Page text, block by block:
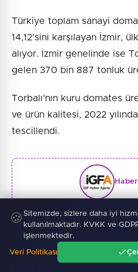
Türkiye toplam sanayi
14,12'sini karşılayan İzmir,
alıyor. İzmir genelinde ise
gelen 370 bin 887 tonluk
Torbalı’nın kuru domates
ve ürün kalitesi, 2022
tescillendi.
🍪 Sitemizde, sizlere daha iyi
kullanılmaktadır. KVKK ve
işlenmektedir.
Veri Politikası
Gündem